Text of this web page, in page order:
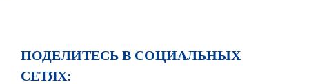
ПОДЕЛИТЕСЬ В СОЦИАЛЬНЫХ
СЕТЯХ: